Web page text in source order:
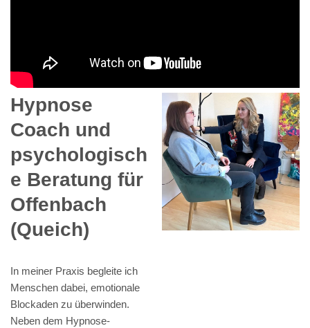
Hypnose
Coach und
psychologisch
e Beratung für
Offenbach
(Queich)
In meiner Praxis begleite ich
Menschen dabei, emotionale
Blockaden zu überwinden.
Neben dem Hypnose-